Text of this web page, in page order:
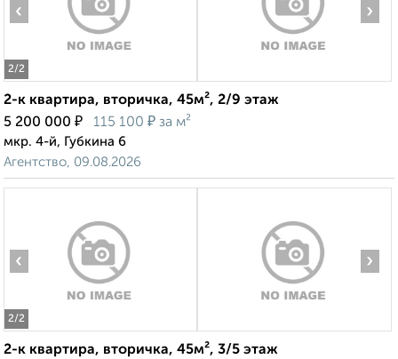
2/2
‹ ›
2-к квартира, вторичка, 45м², 2/9 этаж
5 200 000 ₽ 115 100 ₽ за м²
мкр. 4-й, Губкина 6
Агентство, 09.08.2026
2/2
‹ ›
2-к квартира, вторичка, 45м², 3/5 этаж